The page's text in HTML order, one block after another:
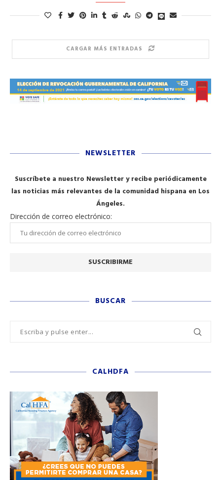
CARGAR MÁS ENTRADAS
NEWSLETTER
Suscríbete a nuestro Newsletter y recibe periódicamente
las noticias más relevantes de la comunidad hispana en Los
Ángeles.
Dirección de correo electrónico:
BUSCAR
CALHDFA